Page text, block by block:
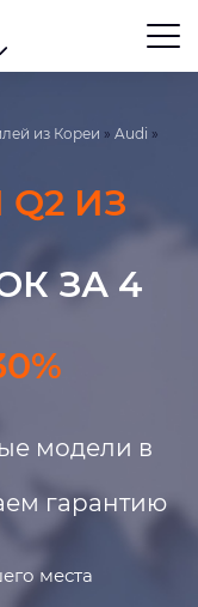
из Кореи » Audi »
Q2 ИЗ
ЗА 4
модели в
гарантию
места